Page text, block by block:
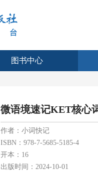
图书中心
微语境速记KET核心
作者：小词快记
ISBN：978-7-5685-5185-4
开本：16
出版时间：2024-10-01